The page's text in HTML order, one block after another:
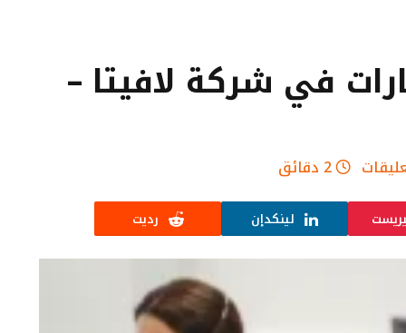
في شركة لافيتا –
2 دقائق
لينكدإن رديت